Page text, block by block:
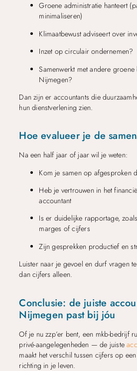
Groene administratie hanteert
minimaliseren)
Klimaatbewust adviseert over
Inzet op circulair ondernemen?
Samenwerkt met andere
Nijmegen?
Dan zijn er accountants die
hun dienstverlening zien.
Hoe evalueer je de
Na een half jaar of jaar wil je weten:
Kom je samen op afgesproken
Heb je vertrouwen in het
accountant
Is er duidelijke rapportage,
marges of cijfers
Zijn gesprekken productief en
Luister naar je gevoel en durf vragen
dan cijfers alleen.
Conclusie: de juiste
Nijmegen past bij jóu
Of je nu zzp’er bent, een mkb-bedrijf
privé-aangelegenheden — de juiste
maakt het verschil tussen cijfers op
richting in je leven.